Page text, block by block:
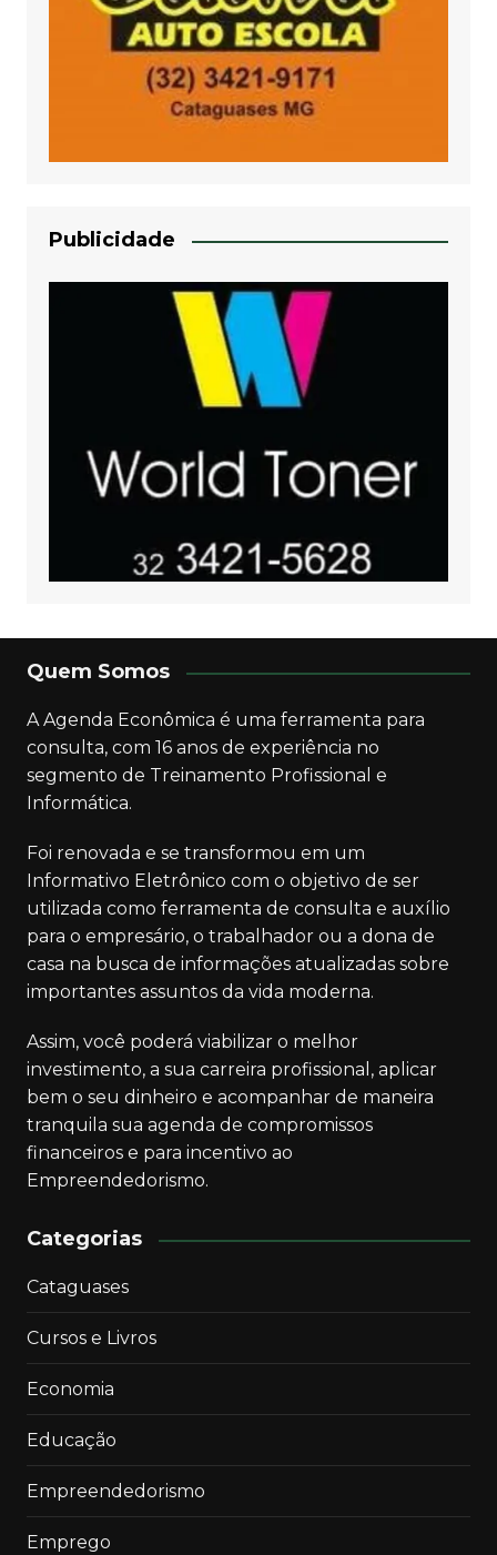
Publicidade
Quem Somos
A Agenda Econômica é uma ferramenta para
consulta, com 16 anos de experiência no
segmento de Treinamento Profissional e
Informática.
Foi renovada e se transformou em um
Informativo Eletrônico com o objetivo de ser
utilizada como ferramenta de consulta e auxílio
para o empresário, o trabalhador ou a dona de
casa na busca de informações atualizadas sobre
importantes assuntos da vida moderna.
Assim, você poderá viabilizar o melhor
investimento, a sua carreira profissional, aplicar
bem o seu dinheiro e acompanhar de maneira
tranquila sua agenda de compromissos
financeiros e para incentivo ao
Empreendedorismo.
Categorias
Cataguases
Cursos e Livros
Economia
Educação
Empreendedorismo
Emprego